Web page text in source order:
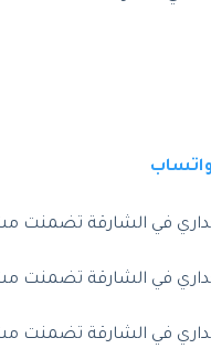
في الشارقة تضمنت
في الشارقة تضمنت
في الشارقة تضمنت